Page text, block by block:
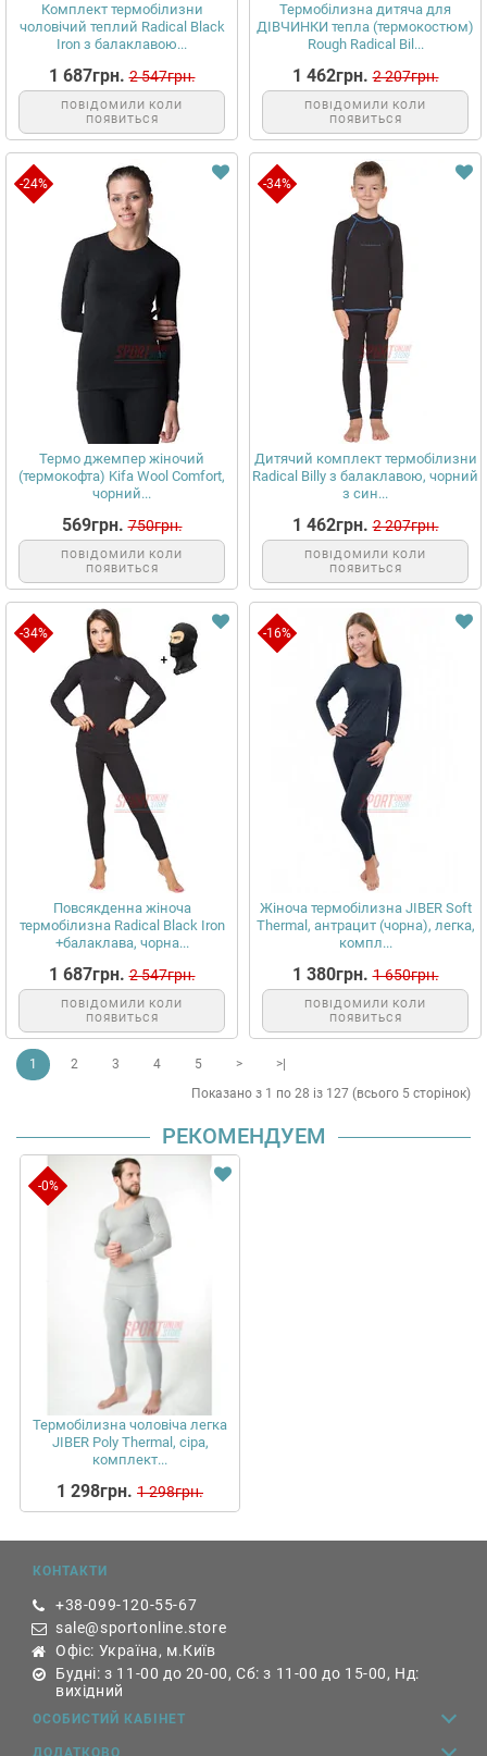
Комплект термобілизни
чоловічий теплий Radical Black
Iron з балаклавою...
1 687грн. 2 547грн.
ПОВІДОМИЛИ КОЛИ
ПОЯВИТЬСЯ
Термобілизна дитяча для
ДІВЧИНКИ тепла (термокостюм)
Rough Radical Bil...
1 462грн. 2 207грн.
ПОВІДОМИЛИ КОЛИ
ПОЯВИТЬСЯ
-24%
Термо джемпер жіночий
(термокофта) Kifa Wool Comfort,
чорний...
569грн. 750грн.
ПОВІДОМИЛИ КОЛИ
ПОЯВИТЬСЯ
-34%
Дитячий комплект термобілизни
Radical Billy з балаклавою, чорний
з син...
1 462грн. 2 207грн.
ПОВІДОМИЛИ КОЛИ
ПОЯВИТЬСЯ
-34%
Повсякденна жіноча
термобілизна Radical Black Iron
+балаклава, чорна...
1 687грн. 2 547грн.
ПОВІДОМИЛИ КОЛИ
ПОЯВИТЬСЯ
-16%
Жіноча термобілизна JIBER Soft
Thermal, антрацит (чорна), легка,
компл...
1 380грн. 1 650грн.
ПОВІДОМИЛИ КОЛИ
ПОЯВИТЬСЯ
1 2 3 4 5 >
>|
Показано з 1 по 28 із 127 (всього 5 сторінок)
РЕКОМЕНДУЕМ
-0%
Термобілизна чоловіча легка
JIBER Poly Thermal, сіра,
комплект...
1 298грн. 1 298грн.
КОНТАКТИ
+38-099-120-55-67
sale@sportonline.store
Офіс: Україна, м.Київ
Будні: з 11-00 до 20-00, Сб: з 11-00 до 15-00, Нд:
вихідний
ОСОБИСТИЙ КАБІНЕТ